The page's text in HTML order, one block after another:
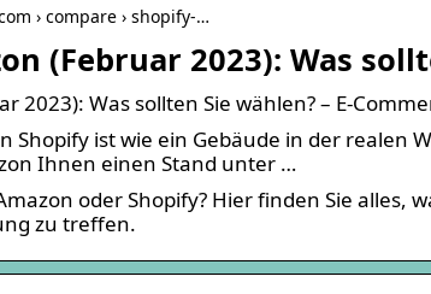
› compare › shopify-…
(Februar 2023): Was
2023): Was sollten Sie wählen? – E-
Shopify ist wie ein Gebäude in der realen
Ihnen einen Stand unter …
oder Shopify? Hier finden Sie alles,
zu treffen.